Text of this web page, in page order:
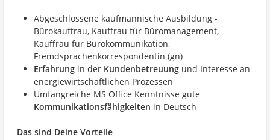
Abgeschlossene kaufmännische Ausbildung -
Bürokauffrau, Kauffrau für Büromanagement,
Kauffrau für Bürokommunikation,
Fremdsprachenkorrespondentin (gn)
Erfahrung in der Kundenbetreuung und Interesse an
energiewirtschaftlichen Prozessen
Umfangreiche MS Office Kenntnisse gute
Kommunikationsfähigkeiten in Deutsch
Das sind Deine Vorteile